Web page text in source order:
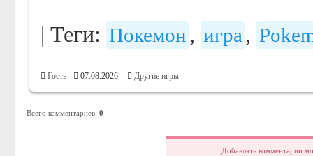
| Теги: Покемон , игра ,
Гость 07.08.2026 Другие игры
Всего комментариев: 0
Добавлять комментарии